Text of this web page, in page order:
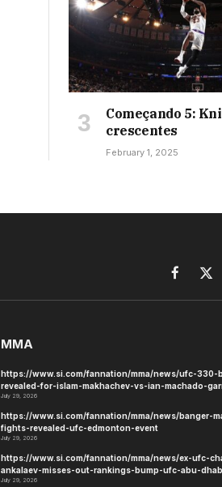
Começando 5:
crescentes
February 1, 2025
Facebook
X
MMA
https://www.si.com/fannation/mma/news/ufc-330-
revealed-for-islam-makhachev-vs-ian-machado-
July 29, 2026
https://www.si.com/fannation/mma/news/banger-
fights-revealed-ufc-edmonton-event
July 29, 2026
https://www.si.com/fannation/mma/news/ex-ufc-
ankalaev-misses-out-rankings-bump-ufc-abu-
July 29, 2026